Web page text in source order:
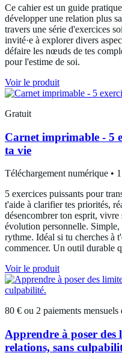
Ce cahier est un guide
développer une relation plus
travers une série d'exercices
invité·e à explorer divers
défaire les nœuds de tes
pour l'estime de soi.
Voir le produit
Gratuit
Carnet imprimable - 5
ta vie
Téléchargement numérique •
5 exercices puissants pour
t'aide à clarifier tes priorités,
désencombrer ton esprit, vivre
évolution personnelle.
rythme. Idéal si tu cherches à
commencer. Un outil durable
Voir le produit
80 € ou 2 paiements mensuels
Apprendre à poser des
relations, sans